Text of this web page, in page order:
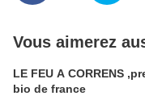
Vous aimerez
LE FEU A CORRENS
bio de france